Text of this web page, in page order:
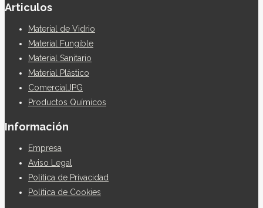
Articulos
Material de Vidrio
Material Fungible
Material Sanitario
Material Plástico
ComercialJPG
Productos Químicos
Información
Empresa
Aviso Legal
Política de Privacidad
Política de Cookies